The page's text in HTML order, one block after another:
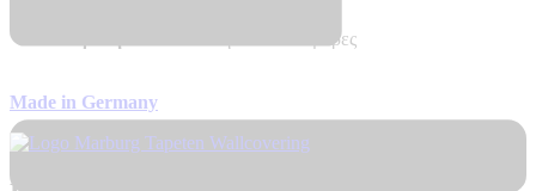
Αποστολή σε 7 – 10 μέρες
Made in Germany